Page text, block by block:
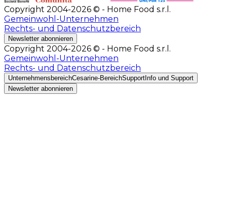
Copyright 2004-2026 © - Home Food s.r.l.
Gemeinwohl-Unternehmen
Rechts- und Datenschutzbereich
Newsletter abonnieren
Copyright 2004-2026 © - Home Food s.r.l.
Gemeinwohl-Unternehmen
Rechts- und Datenschutzbereich
UnternehmensbereichCesarine-BereichSupport Info und Support
Newsletter abonnieren